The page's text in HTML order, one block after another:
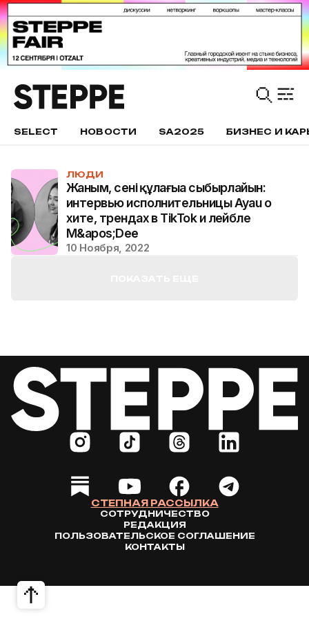
SELECT НОВОСТИ SA2025 БИЗНЕС И
ЛЮДИ
Жаным, сенің құлағыңа сыбырлайын:
интервью исполнительницы Ayau о
хите, трендах в TikTok и лейбле
M&apos;Dee
10 Ноября, 2022
СТЕПНАЯ РАССЫЛКА
СОТРУДНИЧЕСТВО
РЕДАКЦИЯ
ПОЛЬЗОВАТЕЛЬСКОЕ СОГЛАШЕНИЕ
КОНТАКТЫ